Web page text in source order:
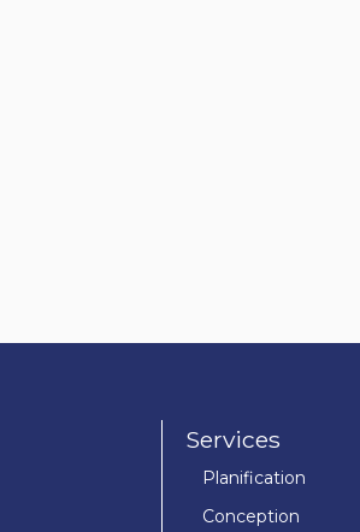
Services
Planification
Conception